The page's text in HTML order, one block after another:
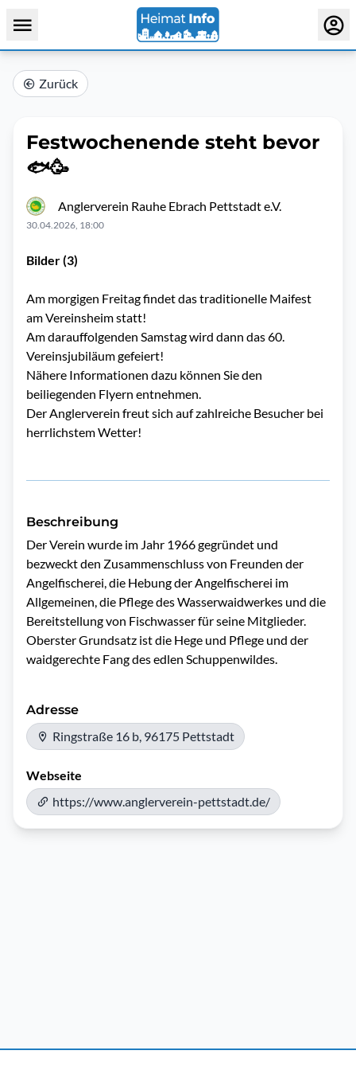
Zurück
Festwochenende steht bevor
🐟🥳
Anglerverein Rauhe Ebrach Pettstadt e.V.
30.04.2026, 18:00
Bilder (3)
Am morgigen Freitag findet das traditionelle Maifest
am Vereinsheim statt!
Am darauffolgenden Samstag wird dann das 60.
Vereinsjubiläum gefeiert!
Nähere Informationen dazu können Sie den
beiliegenden Flyern entnehmen.
Der Anglerverein freut sich auf zahlreiche Besucher bei
herrlichstem Wetter!
Beschreibung
Der Verein wurde im Jahr 1966 gegründet und
bezweckt den Zusammenschluss von Freunden der
Angelfischerei, die Hebung der Angelfischerei im
Allgemeinen, die Pflege des Wasserwaidwerkes und die
Bereitstellung von Fischwasser für seine Mitglieder.
Oberster Grundsatz ist die Hege und Pflege und der
waidgerechte Fang des edlen Schuppenwildes.
Adresse
Ringstraße 16 b, 96175 Pettstadt
Webseite
https://www.anglerverein-pettstadt.de/